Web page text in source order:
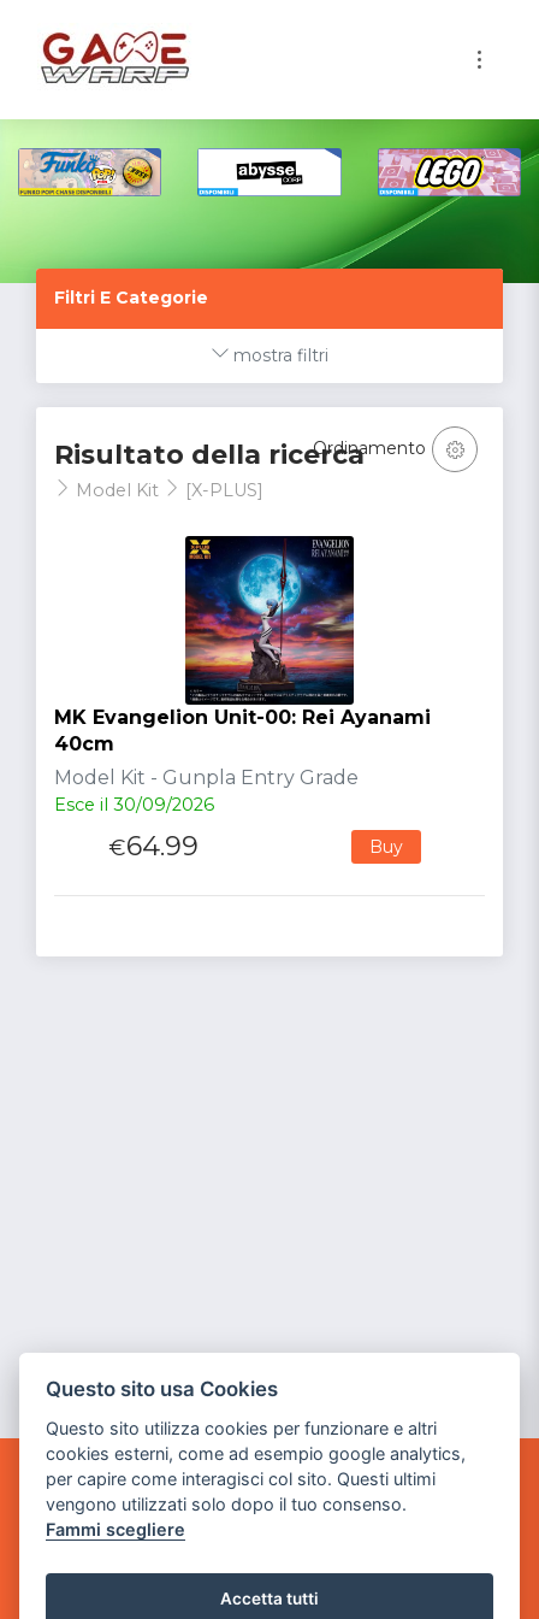
Filtri E Categorie
mostra filtri
Risultato della ricerca
Model Kit [X-PLUS]
Ordinamento
MK Evangelion Unit-00: Rei Ayanami
40cm
Model Kit - Gunpla Entry Grade
Esce il 30/09/2026
€64.99 Buy
GAME WARP
BY POWER GAME SRL
Sede Legale
via Villaggio dei Platani, 3
Questo sito usa Cookies
Questo sito utilizza cookies per funzionare e altri
cookies esterni, come ad esempio google analytics,
per capire come interagisci col sito. Questi ultimi
vengono utilizzati solo dopo il tuo consenso.
Fammi scegliere
Accetta tutti